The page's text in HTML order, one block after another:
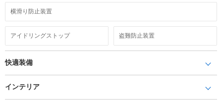
横滑り防止装置
アイドリングストップ 盗難防止装置
快適装備
インテリア